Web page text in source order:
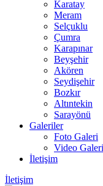
Karatay
Meram
Selçuklu
Çumra
Karapınar
Beyşehir
Akören
Seydişehir
Bozkır
Altıntekin
Sarayönü
Galeriler
Foto Galeri
Video Galeri
İletişim
İletişim